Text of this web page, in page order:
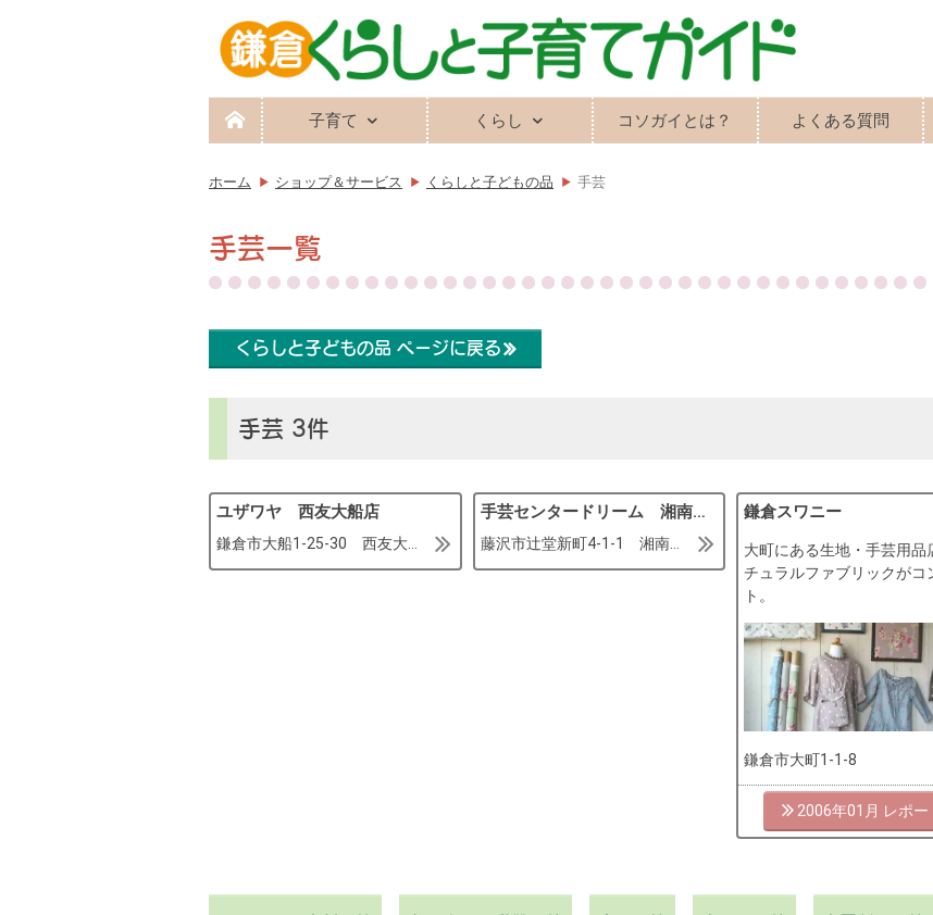
子育て くらし コソガイとは？ よくある質問
ホーム ショップ＆サービス くらしと子どもの品 手芸
手芸一覧
くらしと子どもの品 ページに戻る
手芸 3件
ユザワヤ 西友大船店 手芸センタードリーム 湘南モールフィル店
藤沢市辻堂新町4-1-1 湘南モールフィル1F
鎌倉スワニー
大町にある生地・手芸用品
チュラルファブリックがコ
ト。
鎌倉市大町1-1-8
2006年01月